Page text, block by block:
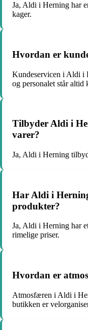
Ja, Aldi i Herning har
kager.
Hvordan er
Kundeservicen i Aldi i
og personalet står
Tilbyder Aldi i
varer?
Ja, Aldi i Herning
Har Aldi i
produkter?
Ja, Aldi i Herning har
rimelige priser.
Hvordan er
Atmosfæren i Aldi i
butikken er